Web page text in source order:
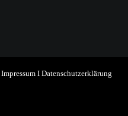
Impressum I Datenschutzerklärung